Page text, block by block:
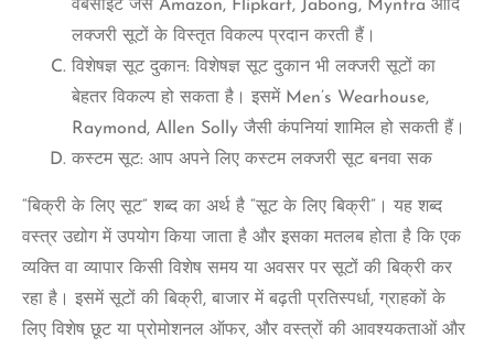
वेबसाइटें जैसे Amazon, Flipkart, Jabong, Myntra आदि
लक्जरी सूटों के विस्तृत विकल्प प्रदान करती हैं।
विशेषज्ञ सूट दुकान: विशेषज्ञ सूट दुकान भी लक्जरी सूटों का
बेहतर विकल्प हो सकता है। इसमें Men’s Wearhouse,
Raymond, Allen Solly जैसी कंपनियां शामिल हो सकती हैं।
कस्टम सूट: आप अपने लिए कस्टम लक्जरी सूट बनवा सक
“बिक्री के लिए सूट” शब्द का अर्थ है “सूट के लिए बिक्री”। यह शब्द
वस्त्र उद्योग में उपयोग किया जाता है और इसका मतलब होता है कि एक
व्यक्ति वा व्यापार किसी विशेष समय या अवसर पर सूटों की बिक्री कर
रहा है। इसमें सूटों की बिक्री, बाजार में बढ़ती प्रतिस्पर्धा, ग्राहकों के
लिए विशेष छूट या प्रोमोशनल ऑफर, और वस्त्रों की आवश्यकताओं और